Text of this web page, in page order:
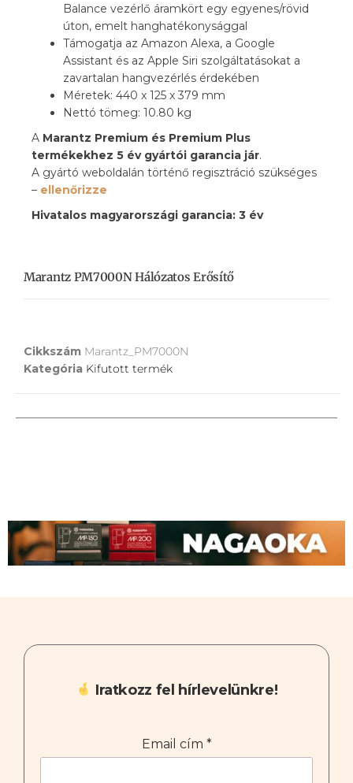
Balance vezérlő áramkört egy egyenes/rövid
úton, emelt hanghatékonysággal
Támogatja az Amazon Alexa, a Google
Assistant és az Apple Siri szolgáltatásokat a
zavartalan hangvezérlés érdekében
Méretek: 440 x 125 x 379 mm
Nettó tömeg: 10.80 kg
A Marantz Premium és Premium Plus
termékekhez 5 év gyártói garancia jár.
A gyártó weboldalán történő regisztráció szükséges
– ellenőrizze
Hivatalos magyarországi garancia: 3 év
Marantz PM7000N Hálózatos Erősítő
Cikkszám Marantz_PM7000N
Kategória Kifutott termék
Iratkozz fel hírlevelünkre!
Email cím *